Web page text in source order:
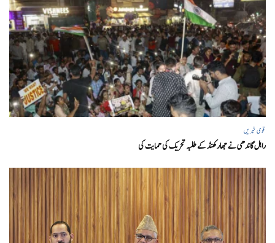
قومی خبریں
راہل گاندھی نے جھارکھنڈ کے طلبہ تحریک کی حمایت کی